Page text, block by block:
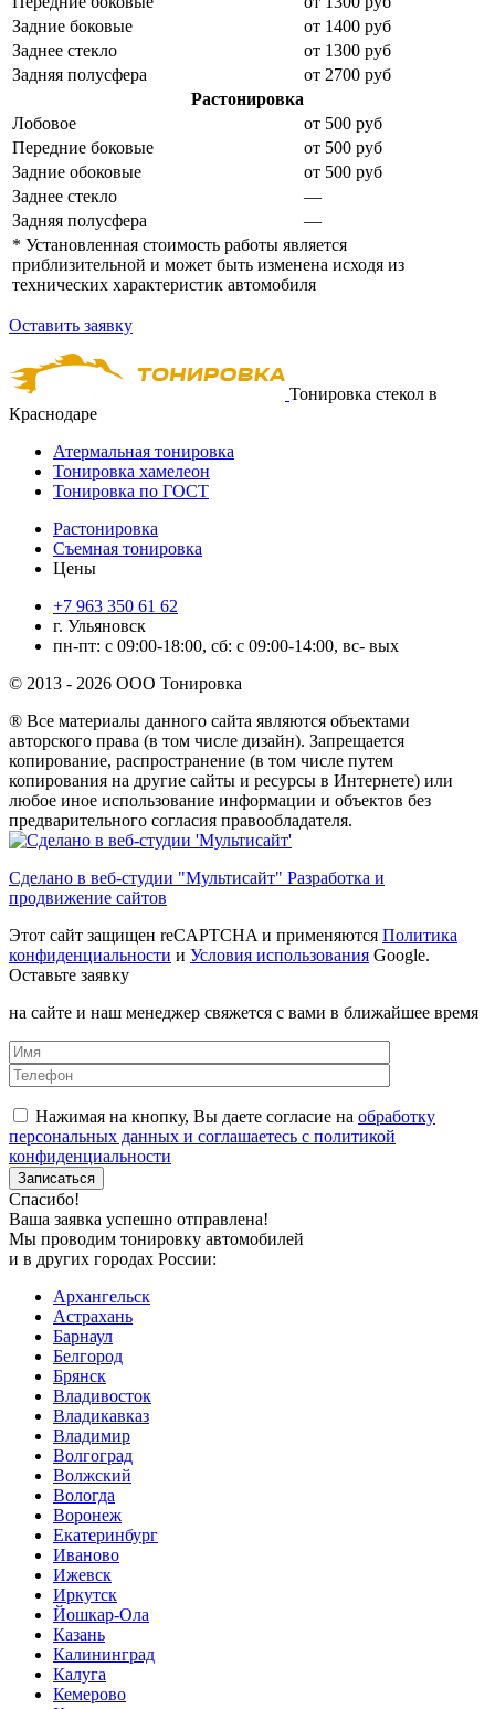
Задние боковые
от 1400 руб
Заднее стекло
от 1300 руб
Задняя полусфера
от 2700 руб
Растонировка
Лобовое
от 500 руб
Передние боковые
от 500 руб
Задние обоковые
от 500 руб
Заднее стекло
—
Задняя полусфера
—
* Установленная стоимость работы является
приблизительной и может быть изменена исходя из
технических характеристик автомобиля
Оставить заявку
Тонировка стекол в
Краснодаре
Атермальная тонировка
Тонировка хамелеон
Тонировка по ГОСТ
Растонировка
Съемная тонировка
Цены
+7 963 350 61 62
г. Ульяновск
пн-пт: с 09:00-18:00, сб: с 09:00-14:00, вс- вых
© 2013 - 2026 ООО Тонировка
® Все материалы данного сайта являются объектами
авторского права (в том числе дизайн). Запрещается
копирование, распространение (в том числе путем
копирования на другие сайты и ресурсы в Интернете) или
любое иное использование информации и объектов без
предварительного согласия правообладателя.
Сделано в веб-студии "Мультисайт" Разработка и
продвижение сайтов
Этот сайт защищен reCAPTCHA и применяются Политика
конфиденциальности и Условия использования Google.
Оставьте заявку
на сайте и наш менеджер свяжется с вами в ближайшее время
Нажимая на кнопку, Вы даете согласие на обработку
персональных данных и соглашаетесь с политикой
конфиденциальности
Спасибо!
Ваша заявка успешно отправлена!
Мы проводим тонировку автомобилей
и в других городах России:
Архангельск
Астрахань
Барнаул
Белгород
Брянск
Владивосток
Владикавказ
Владимир
Волгоград
Волжский
Вологда
Воронеж
Екатеринбург
Иваново
Ижевск
Иркутск
Йошкар-Ола
Казань
Калининград
Калуга
Кемерово